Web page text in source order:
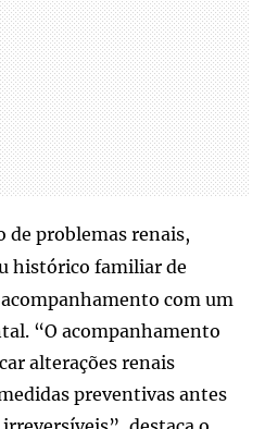
de problemas renais,
histórico familiar de
acompanhamento com um
“O acompanhamento
alterações renais
preventivas antes